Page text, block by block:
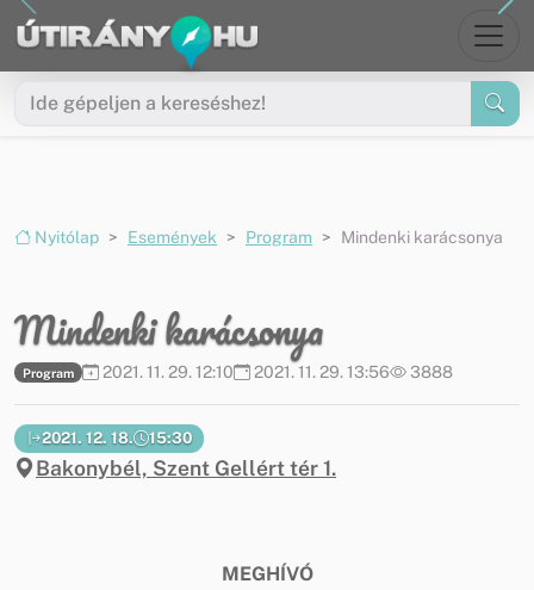
Ugrás a menüre
Ugrás a tartalomra
Nyitólap Események Program Mindenki karácsonya
Mindenki karácsonya
Program 2021. 11. 29. 12:10 2021. 11. 29. 13:56 3888
2021. 12. 18. 15:30
Bakonybél, Szent Gellért tér 1.
MEGHÍVÓ